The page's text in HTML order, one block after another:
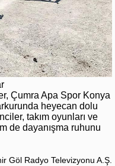
Çumra Apa Spor Konya
heyecan dolu
takım oyunları ve
de dayanışma ruhunu
Göl Radyo Televizyonu A.Ş.